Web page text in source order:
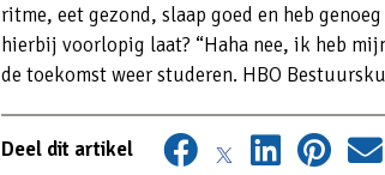
ritme, eet gezond, slaap goed en heb
hierbij voorlopig laat? “Haha nee, ik heb
de toekomst weer studeren. HBO
Deel dit artikel